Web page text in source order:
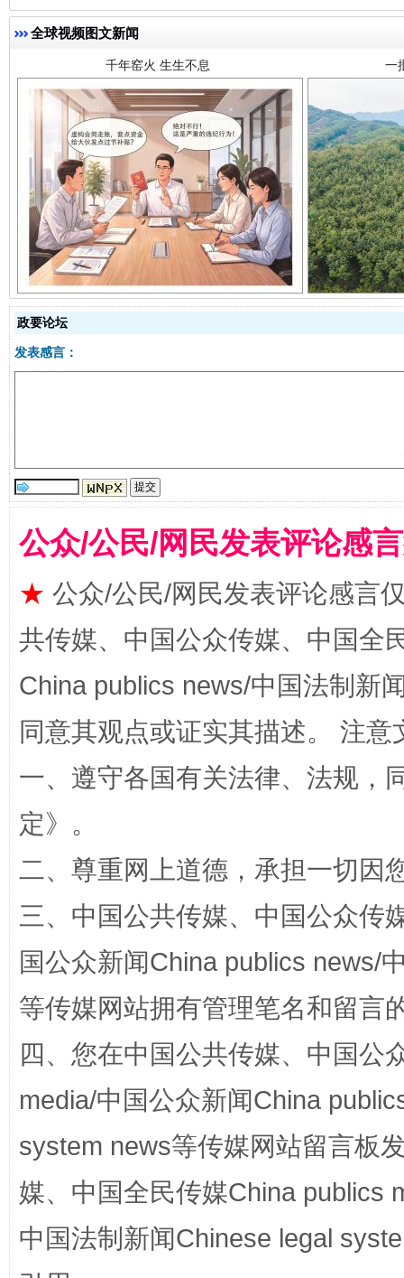
全球视频图文新闻
揭开“小金库”的免责幌子
阿坝州三大球赛在茂县开幕 规模
国家大学科技园优化重塑工作
政要论坛
发表感言：
公众/公民/网民发表评论感
★ 公众/公民/网民发表评论感言
共传媒、中国公众传媒、中国全
China publics news/中国法制新
同意其观点或证实其描述。 注
一、遵守各国有关法律、法规，
定》。
二、尊重网上道德，承担一切因
三、中国公共传媒、中国公众传
国公众新闻China publics news/
等传媒网站拥有管理笔名和留言
四、您在中国公共传媒、中国公
media/中国公众新闻China
system news等传媒网站留言板
媒、中国全民传媒China publics
中国法制新闻Chinese legal